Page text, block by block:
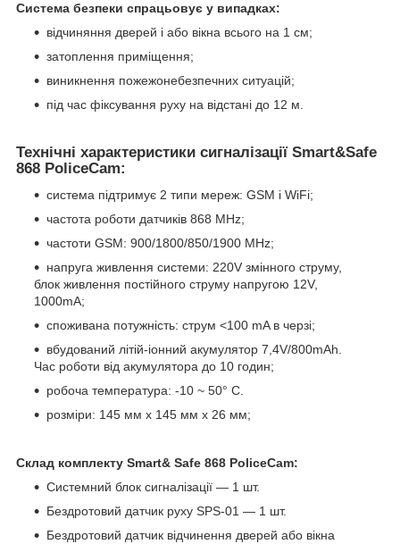
Система безпеки спрацьовує у випадках:
відчиняння дверей і або вікна всього на 1 см;
затоплення приміщення;
виникнення пожежонебезпечних ситуацій;
під час фіксування руху на відстані до 12 м.
Технічні характеристики сигналізації Smart&Safe
868 PoliceCam:
система підтримує 2 типи мереж: GSM і WiFi;
частота роботи датчиків 868 MHz;
частоти GSM: 900/1800/850/1900 MHz;
напруга живлення системи: 220V змінного струму,
блок живлення постійного струму напругою 12V,
1000mA;
споживана потужність: струм <100 mA в черзі;
вбудований літій-іонний акумулятор 7,4V/800mAh.
Час роботи від акумулятора до 10 годин;
робоча температура: -10 ~ 50° С.
розміри: 145 мм x 145 мм x 26 мм;
Склад комплекту Smart& Safe 868 PoliceCam:
Системний блок сигналізації — 1 шт.
Бездротовий датчик руху SPS-01 — 1 шт.
Бездротовий датчик відчинення дверей або вікна